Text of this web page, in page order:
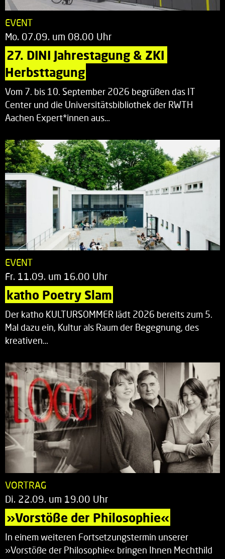
EVENT
Mo. 07.09. um 08.00 Uhr
27. DINI Jahrestagung & ZKI
Herbsttagung
Vom 7. bis 10. September 2026 begrüßen das IT
Center und die Universitätsbibliothek der RWTH
Aachen Expert*innen aus…
EVENT
Fr. 11.09. um 16.00 Uhr
katho Poetry Slam
Der katho KULTURSOMMER lädt 2026 bereits zum 5.
Mal dazu ein, Kultur als Raum der Begegnung, des
kreativen…
VORTRAG
Di. 22.09. um 19.00 Uhr
»Vorstöße der Philosophie«
In einem weiteren Fortsetzungstermin unserer
»Vorstöße der Philosophie« bringen Ihnen Mechthild